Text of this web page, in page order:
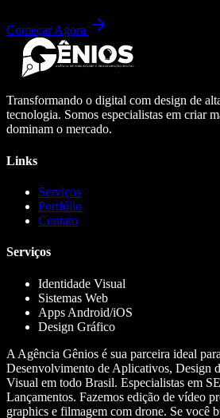
Começar Agora
Transformando o digital com design de
tecnologia. Somos especialistas em criar
dominam o mercado.
Links
Serviços
Portfólio
Contato
Serviços
Identidade Visual
Sistemas Web
Apps Android/iOS
Design Gráfico
A Agência Gênios é sua parceira ideal
Desenvolvimento de Aplicativos, Design
Visual em todo Brasil. Especialistas em
Lançamentos. Fazemos edição de vídeo
graphics e filmagem com drone. Se você